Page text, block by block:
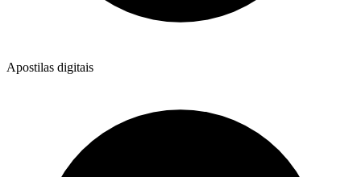
Apostilas digitais